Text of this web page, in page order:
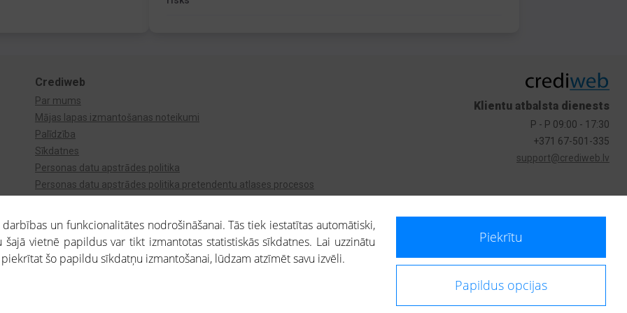
Crediweb
Par mums
Mājas lapas izmantošanas noteikumi
Palīdzība
Sīkdatnes
Personas datu apstrādes politika
Personas datu apstrādes politika pretendentu atlases procesos
Klientu atbalsta dienests
P - P 09:00 - 17:30
+371 67-501-335
support@crediweb.lv
ietvaros saņemtajai informācijai ir uzziņas raksturs, un tai nav juridiska spēka. Portāla lietotājs, izmantojot portālā saņemto informāciju, ir atbildīgs par fizisko
un funkcionalitātes nodrošināšanai. Tās tiek iestatītas automātiski,
vietnē papildus var tikt izmantotas statistiskās sīkdatnes. Lai uzzinātu
piekrītat šo papildu sīkdatņu izmantošanai, lūdzam atzīmēt savu izvēli.
Piekrītu
Papildus opcijas